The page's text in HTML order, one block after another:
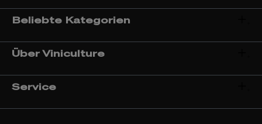
Beliebte Kategorien
Über Viniculture
Service